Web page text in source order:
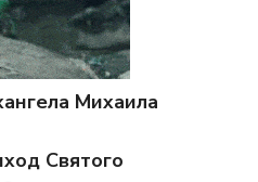
Михаила
Святого